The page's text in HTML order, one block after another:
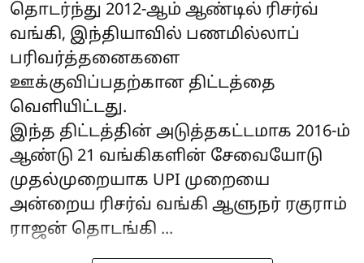
தொடர்ந்து 2012-ஆம் ஆண்டில் ரிசர்வ்
வங்கி, இந்தியாவில் பணமில்லாப்
பரிவர்த்தனைகளை
ஊக்குவிப்பதற்கான திட்டத்தை
வெளியிட்டது.
இந்த திட்டத்தின் அடுத்தகட்டமாக 2016-ம்
ஆண்டு 21 வங்கிகளின் சேவையோடு
முதல்முறையாக UPI முறையை
அன்றைய ரிசர்வ் வங்கி ஆளுநர் ரகுராம்
ராஜன் தொடங்கி ...